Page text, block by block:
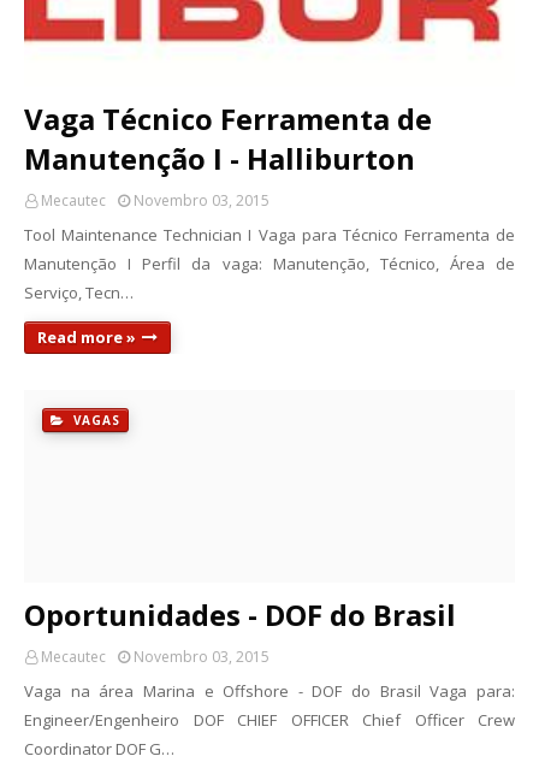
Vaga Técnico Ferramenta de
Manutenção I - Halliburton
Mecautec Novembro 03, 2015
Tool Maintenance Technician I Vaga para Técnico Ferramenta de
Manutenção I Perfil da vaga: Manutenção, Técnico, Área de
Serviço, Tecn…
Read more »
VAGAS
Oportunidades - DOF do Brasil
Mecautec Novembro 03, 2015
Vaga na área Marina e Offshore - DOF do Brasil Vaga para:
Engineer/Engenheiro DOF CHIEF OFFICER Chief Officer Crew
Coordinator DOF G…